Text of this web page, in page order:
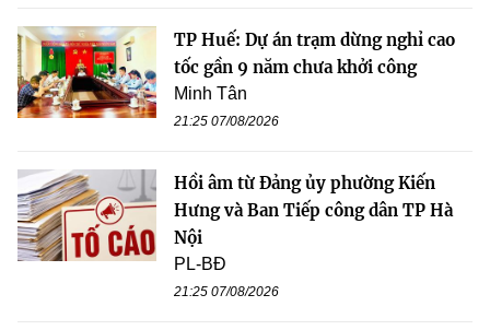
TP Huế: Dự án trạm dừng nghỉ cao
tốc gần 9 năm chưa khởi công
Minh Tân
21:25 07/08/2026
Hồi âm từ Đảng ủy phường Kiến
Hưng và Ban Tiếp công dân TP Hà
Nội
PL-BĐ
21:25 07/08/2026